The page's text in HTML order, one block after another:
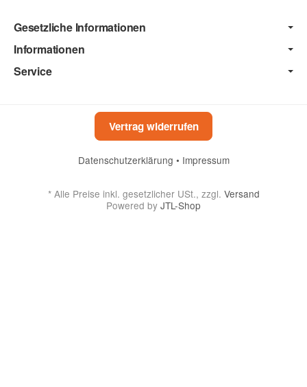
Gesetzliche Informationen
Informationen
Service
Vertrag widerrufen
Datenschutzerklärung • Impressum
*Alle Preise inkl. gesetzlicher USt., zzgl. Versand
Powered by JTL-Shop